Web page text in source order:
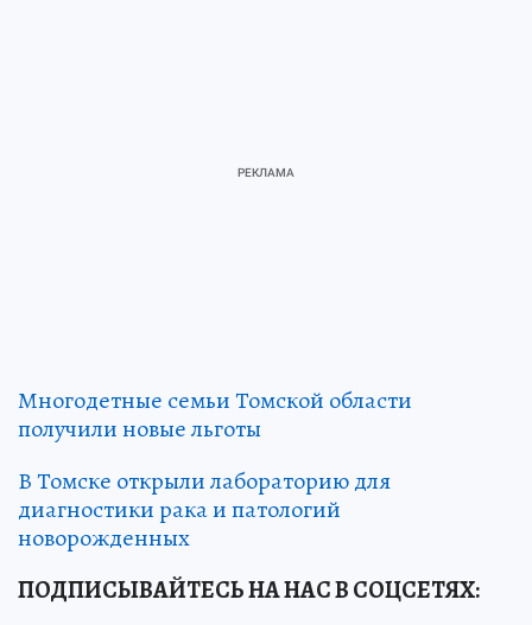
Многодетные семьи Томской области
получили новые льготы
В Томске открыли лабораторию для
диагностики рака и патологий
новорожденных
ПОДПИСЫВАЙТЕСЬ НА НАС В СОЦСЕТЯХ: